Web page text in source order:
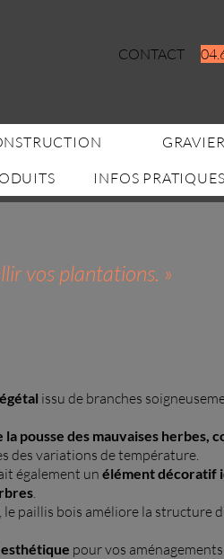
CONTACT
INFOS PRATIQUES
vos plantations. »
issu de branches
la pousse des mauvaises herbes,
des variations de température.
également un élément décoratif
.
paillis bois améliore la structure
pour vos